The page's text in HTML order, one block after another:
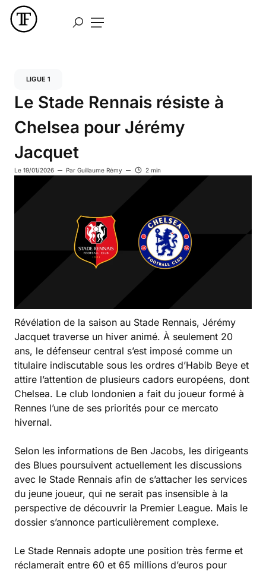
LIGUE 1
Le Stade Rennais résiste à
Chelsea pour Jérémy
Jacquet
Le 19/01/2026 Par Guillaume Rémy 2 min
Révélation de la saison au Stade Rennais, Jérémy
Jacquet traverse un hiver animé. À seulement 20
ans, le défenseur central s’est imposé comme un
titulaire indiscutable sous les ordres d’Habib Beye et
attire l’attention de plusieurs cadors européens, dont
Chelsea. Le club londonien a fait du joueur formé à
Rennes l’une de ses priorités pour ce mercato
hivernal.
Selon les informations de Ben Jacobs, les dirigeants
des Blues poursuivent actuellement les discussions
avec le Stade Rennais afin de s’attacher les services
du jeune joueur, qui ne serait pas insensible à la
perspective de découvrir la Premier League. Mais le
dossier s’annonce particulièrement complexe.
Le Stade Rennais adopte une position très ferme et
réclamerait entre 60 et 65 millions d’euros pour